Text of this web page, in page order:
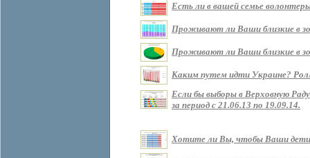
Есть ли в вашей семье
Проживают ли Ваши близкие в
Проживают ли Ваши близкие в
Каким путем идти Украине?
Если бы выборы в Верховную
за период с 21.06.13 по 19.09.14.
Хотите ли Вы, чтобы Ваши дети